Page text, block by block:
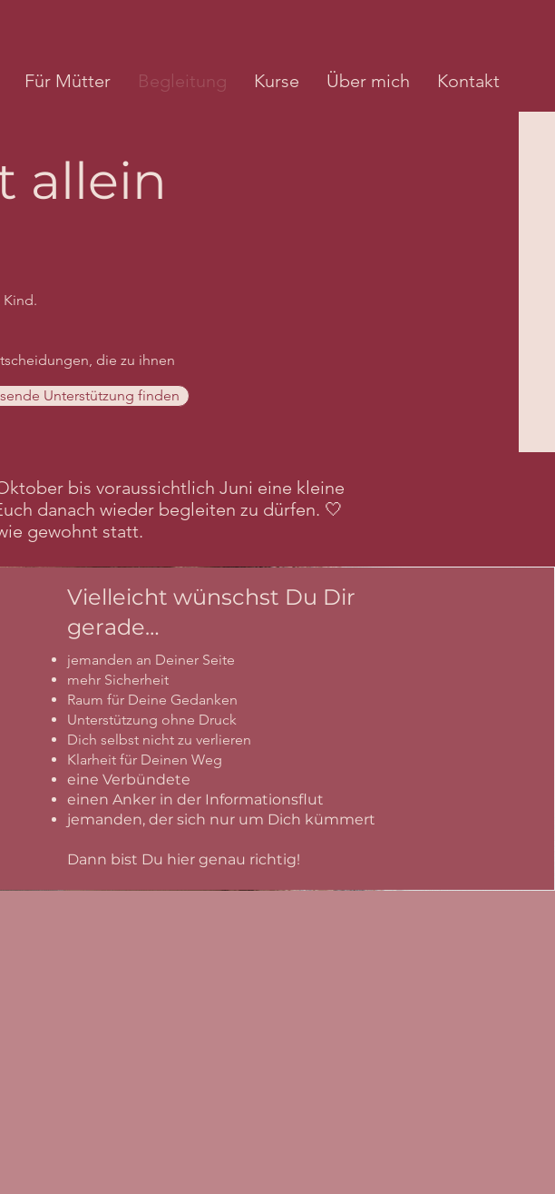
Für Mütter Begleitung Kurse Über mich Kontakt
allein
Kind.
die zu ihnen
Unterstützung finden
bis voraussichtlich Juni eine kleine
danach wieder begleiten zu dürfen. 🤍
gewohnt statt.
Vielleicht wünschst Du Dir
gerade…
jemanden an Deiner Seite
mehr Sicherheit
Raum für Deine Gedanken
Unterstützung ohne Druck
Dich selbst nicht zu verlieren
Klarheit für Deinen Weg
eine Verbündete
einen Anker in der Informationsflut
jemanden, der sich nur um Dich kümmert
Dann bist Du hier genau richtig!